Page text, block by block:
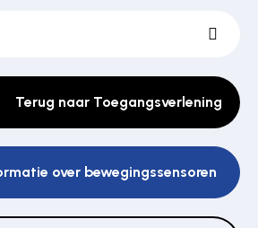
Terug naar Toegangsverlening
over bewegingssensoren